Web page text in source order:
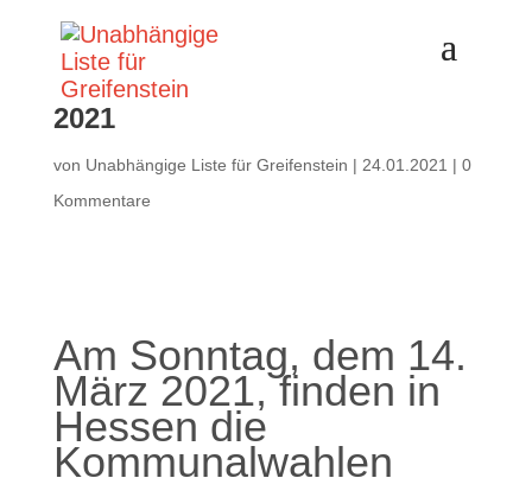
Kommunalwahl am 14. März
2021
von Unabhängige Liste für Greifenstein | 24.01.2021 | 0
Kommentare
Am Sonntag, dem 14.
März 2021, finden in
Hessen die
Kommunalwahlen